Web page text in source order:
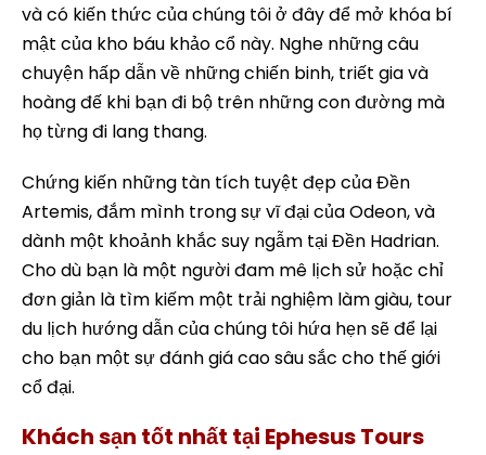
và có kiến thức của chúng tôi ở đây để mở khóa bí
mật của kho báu khảo cổ này. Nghe những câu
chuyện hấp dẫn về những chiến binh, triết gia và
hoàng đế khi bạn đi bộ trên những con đường mà
họ từng đi lang thang.
Chứng kiến những tàn tích tuyệt đẹp của Đền
Artemis, đắm mình trong sự vĩ đại của Odeon, và
dành một khoảnh khắc suy ngẫm tại Đền Hadrian.
Cho dù bạn là một người đam mê lịch sử hoặc chỉ
đơn giản là tìm kiếm một trải nghiệm làm giàu, tour
du lịch hướng dẫn của chúng tôi hứa hẹn sẽ để lại
cho bạn một sự đánh giá cao sâu sắc cho thế giới
cổ đại.
Khách sạn tốt nhất tại Ephesus Tours